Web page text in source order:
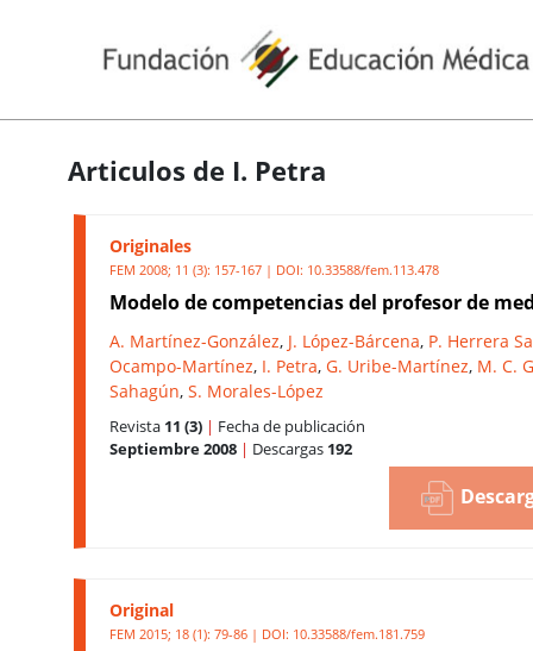
Articulos de I. Petra
Originales
FEM 2008; 11 (3): 157-167 | DOI: 10.33588/fem.113.478
Modelo de competencias del profesor de
A. Martínez-González, J. López-Bárcena, P. Herrera
Ocampo-Martínez, I. Petra, G. Uribe-Martínez, M. C.
Sahagún, S. Morales-López
Revista 11 (3) | Fecha de publicación
Septiembre 2008 | Descargas 192
Original
FEM 2015; 18 (1): 79-86 | DOI: 10.33588/fem.181.759